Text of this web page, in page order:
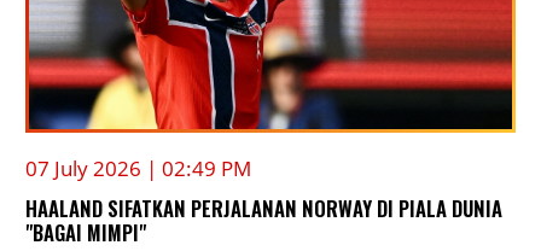
07 July 2026 | 02:49 PM
HAALAND SIFATKAN PERJALANAN NORWAY DI PIALA DUNIA
"BAGAI MIMPI"